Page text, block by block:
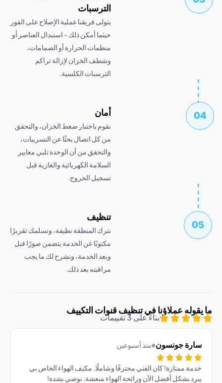
الترسبات
يتولى فريقنا عملية الإصلاح على الفور
حيثما أمكن ذلك - استبدال العناصر أو
منظمات الحرارة أو الصمامات،
وشطف الخزان لإزالة تراكم
الترسبات الكلسية.
نقوم باختبار ضغط الخزان، والتحقق
من كل اتصال بحثًا عن التسريبات،
والتحقق من أن الوحدة تلبي معايير
السلامة الكهربائية والغازية قبل
تسجيل الخروج.
نترك المنطقة نظيفة، ونسلمك تقريرًا
مكتوبًا عن الخدمة يتضمن صورًا قبل
وبعد الخدمة، ونشرح لك ما يجب
مراقبته بعد ذلك.
عملاؤنا في تنظيف قنوات التكييف
بناءً على 3 تقييمات
جونسون منذ أسبوعين
ممتازة! كان الفني محترفًا وشاملًا. مكيف الهواء الخاص بي
بشكل أفضل الآن ورائحة الهواء منعشة. نوصي بشدة!